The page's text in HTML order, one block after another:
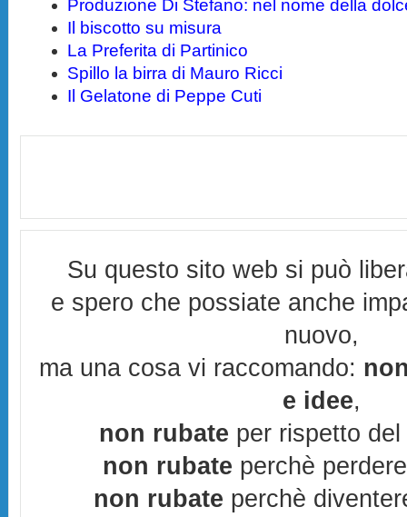
Produzione Di Stefano: nel nome della
Il biscotto su misura
La Preferita di Partinico
Spillo la birra di Mauro Ricci
Il Gelatone di Peppe Cuti
Su questo sito web si può
e spero che possiate anche
nuovo,
ma una cosa vi raccomando:
e idee,
non rubate per rispetto
non rubate perchè
non rubate perchè